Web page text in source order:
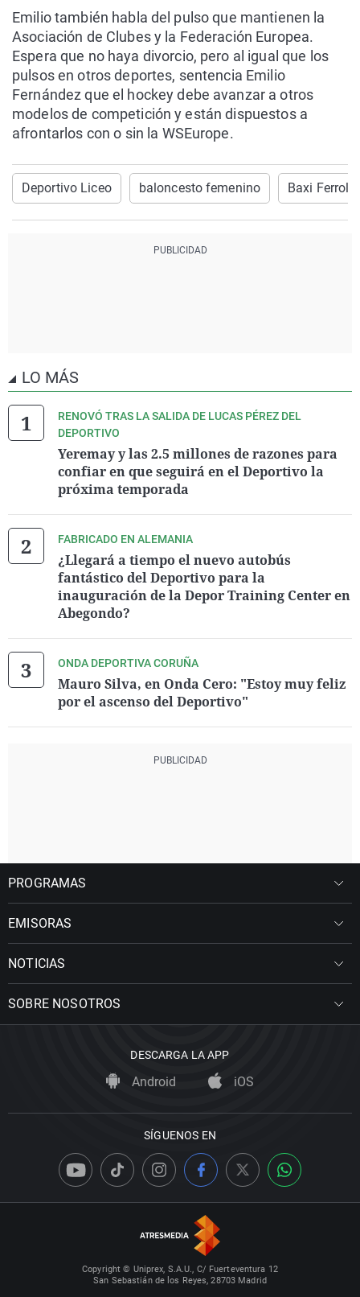
Emilio también habla del pulso que mantienen la
Asociación de Clubes y la Federación Europea.
Espera que no haya divorcio, pero al igual que los
pulsos en otros deportes, sentencia Emilio
Fernández que el hockey debe avanzar a otros
modelos de competición y están dispuestos a
afrontarlos con o sin la WSEurope.
Deportivo Liceo baloncesto femenino Baxi Ferrol
LO MÁS
RENOVÓ TRAS LA SALIDA DE LUCAS PÉREZ DEL
DEPORTIVO
Yeremay y las 2.5 millones de razones para
confiar en que seguirá en el Deportivo la
próxima temporada
FABRICADO EN ALEMANIA
¿Llegará a tiempo el nuevo autobús
fantástico del Deportivo para la
inauguración de la Depor Training Center en
Abegondo?
ONDA DEPORTIVA CORUÑA
Mauro Silva, en Onda Cero: "Estoy muy feliz
por el ascenso del Deportivo"
PROGRAMAS
EMISORAS
NOTICIAS
SOBRE NOSOTROS
DESCARGA LA APP
Android iOS
SÍGUENOS EN
Copyright © Uniprex, S.A.U., C/ Fuerteventura 12
San Sebastián de los Reyes, 28703 Madrid